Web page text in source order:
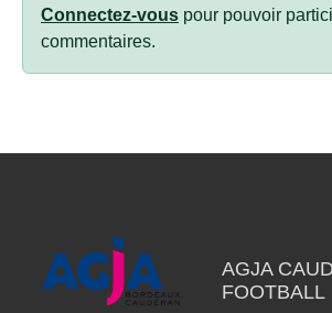
Connectez-vous pour pouvoir
commentaires.
AGJA
FOOTBALL